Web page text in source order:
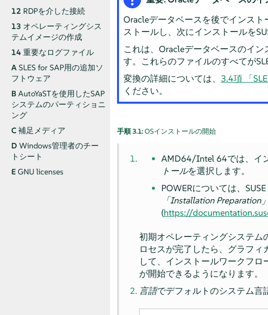
12 RDPを介した接続
13 オペレーティングシス
テムイメージの作成
14 重要なログファイル
ASLES for SAP用の追加ソ
フトウェア
BAutoYaSTを使用したSAP
システムのパーティショニ
ング
C補足メディア
D Windows管理者のチー
トシート
EGNU licenses
Oracleデータベースを後でインスト
ストールし、次にインストールを
これは、Oracleデータベースのイ
す。これらのファイルのすべてが
変換の詳細については、 3.4項 「
ください。
手順 3.1:OSインストールの開始
AMD64/Intel 64では、イ
トールを選択します。
POWERについては、
「Installation Preparation」
(https://
初期オペレーティングシステム
ロセスが完了したら、グラフ
して、インストールワークフ
が開始できるようになります。
言語でデフォルトのシステム言